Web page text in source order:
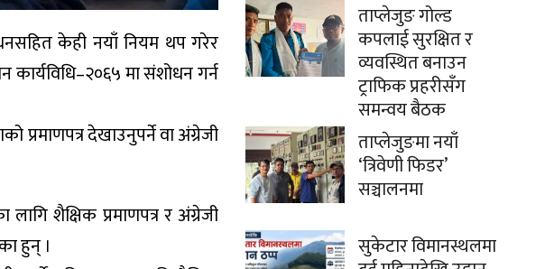
केही नयाँ नियम थप गरेर
मा संशोधन गर्न
प्रमाणपत्र देखाउनुपर्ने वा अंग्रेजी
शैक्षिक प्रमाणपत्र र अंग्रेजी
हुन् ।
ताप्लेजुङ गोल्ड
कपलाई सुरक्षित र
व्यवस्थित बनाउन
ट्राफिक प्रहरीसँग
समन्वय बैठक
ताप्लेजुङमा नयाँ
‘त्रिवेणी फिडर’
सञ्चालनमा
सुकेटार विमानस्थलमा